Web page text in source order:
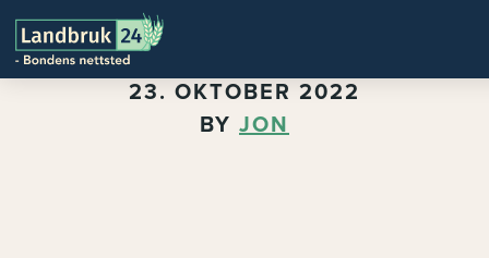
23. OKTOBER 2022
BY JON